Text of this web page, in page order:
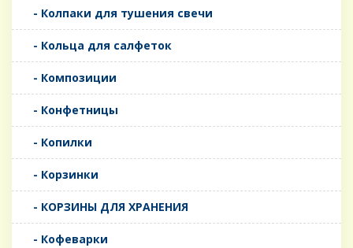
- Колпаки для тушения свечи
- Кольца для салфеток
- Композиции
- Конфетницы
- Копилки
- Корзинки
- КОРЗИНЫ ДЛЯ ХРАНЕНИЯ
- Кофеварки